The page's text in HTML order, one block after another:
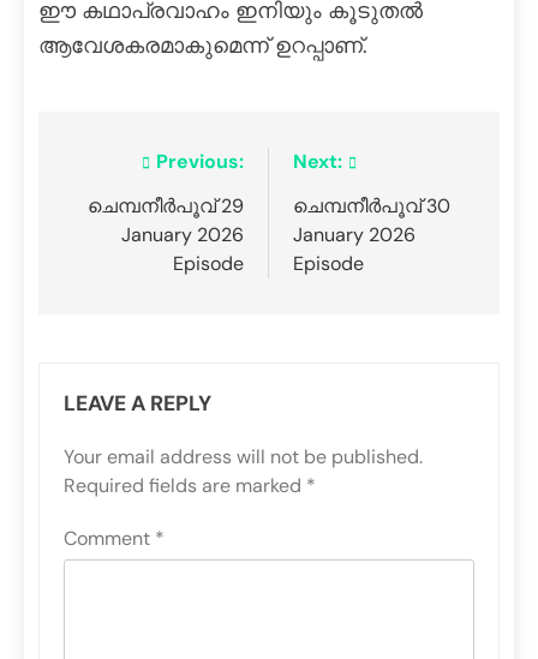
ഈ കഥാപ്രവാഹം ഇനിയും കൂടുതൽ
ആവേശകരമാകുമെന്ന് ഉറപ്പാണ്.
Previous:
ചെമ്പനീർപൂവ് 29
January 2026
Episode
Next:
ചെമ്പനീർപൂവ് 30
January 2026
Episode
LEAVE A REPLY
Your email address will not be published.
Required fields are marked *
Comment *